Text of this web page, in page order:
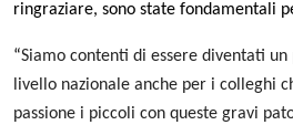
ringraziare, sono state fondamentali
“Siamo contenti di essere diventati
livello nazionale anche per i colleghi
passione i piccoli con queste gravi